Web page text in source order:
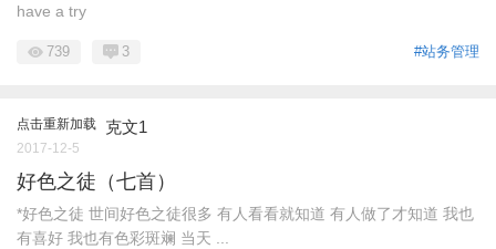
have a try
#站务管理
739 3
点击重新加载 克文1
2017-12-5
好色之徒（七首）
*好色之徒 世间好色之徒很多 有人看看就知道 有人做了才知道 我也
有喜好 我也有色彩斑斓 当天 ...